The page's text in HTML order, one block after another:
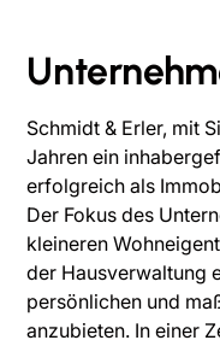
Schmidt & Erler, mit
Jahren ein
erfolgreich als
Der Fokus des
kleineren
der Hausverwaltung
persönlichen und
anzubieten. In einer